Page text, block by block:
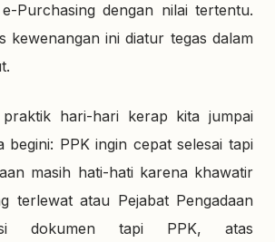
Purchasing dengan nilai tertentu.
kewenangan ini diatur tegas dalam
hari-hari kerap kita jumpai
begini: PPK ingin cepat selesai tapi
masih hati-hati karena khawatir
terlewat atau Pejabat Pengadaan
dokumen tapi PPK, atas